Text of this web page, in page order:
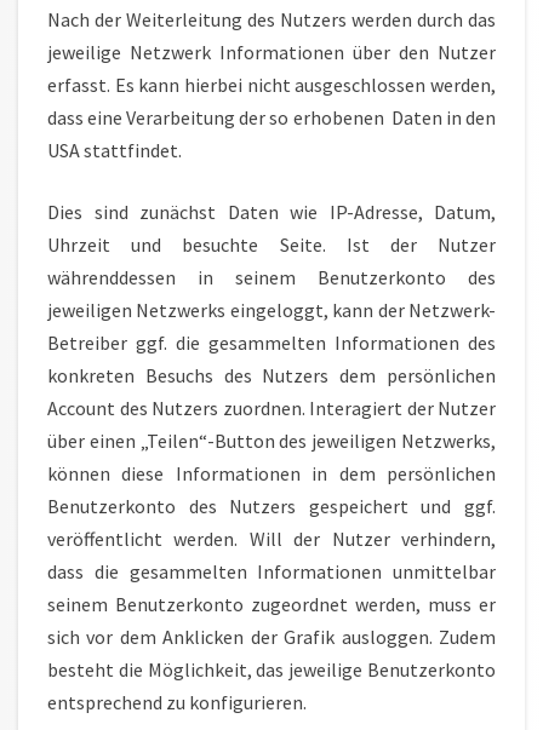
Nach der Weiterleitung des Nutzers werden durch das
jeweilige Netzwerk Informationen über den Nutzer
erfasst. Es kann hierbei nicht ausgeschlossen werden,
dass eine Verarbeitung der so erhobenen Daten in den
USA stattfindet.
Dies sind zunächst Daten wie IP-Adresse, Datum,
Uhrzeit und besuchte Seite. Ist der Nutzer
währenddessen in seinem Benutzerkonto des
jeweiligen Netzwerks eingeloggt, kann der Netzwerk-
Betreiber ggf. die gesammelten Informationen des
konkreten Besuchs des Nutzers dem persönlichen
Account des Nutzers zuordnen. Interagiert der Nutzer
über einen „Teilen“-Button des jeweiligen Netzwerks,
können diese Informationen in dem persönlichen
Benutzerkonto des Nutzers gespeichert und ggf.
veröffentlicht werden. Will der Nutzer verhindern,
dass die gesammelten Informationen unmittelbar
seinem Benutzerkonto zugeordnet werden, muss er
sich vor dem Anklicken der Grafik ausloggen. Zudem
besteht die Möglichkeit, das jeweilige Benutzerkonto
entsprechend zu konfigurieren.